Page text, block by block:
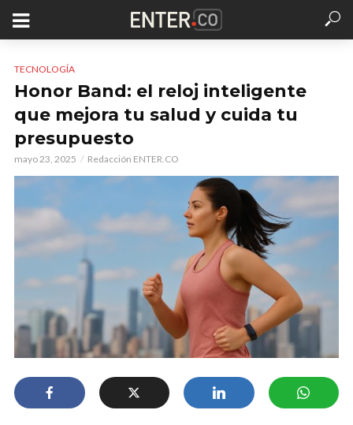
TECNOLOGÍA
Honor Band: el reloj inteligente
que mejora tu salud y cuida tu
presupuesto
mayo 23, 2025 Redacción ENTER.CO